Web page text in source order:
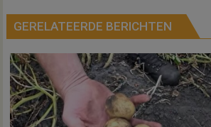
GERELATEERDE BERICHTEN